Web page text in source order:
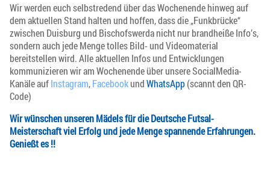
Wir werden euch selbstredend über das Wochenende hinweg auf
dem aktuellen Stand halten und hoffen, dass die „Funkbrücke“
zwischen Duisburg und Bischofswerda nicht nur brandheiße Info’s,
sondern auch jede Menge tolles Bild- und Videomaterial
bereitstellen wird. Alle aktuellen Infos und Entwicklungen
kommunizieren wir am Wochenende über unsere SocialMedia-
Kanäle aufInstagram,FacebookundWhatsApp(scannt den QR-
Code)
Wir wünschen unseren Mädels für die Deutsche Futsal-
Meisterschaft viel Erfolg und jede Menge spannende Erfahrungen.
Genießt es !!